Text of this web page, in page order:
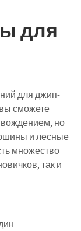
для
для джип-
сможете
вождением, но
и лесные
множество
так и